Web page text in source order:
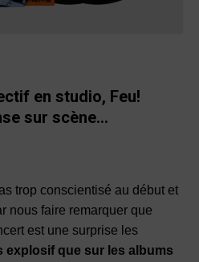
en studio, Feu!
sur scène…
trop conscientisé au début et
nous faire remarquer que
est une surprise les
explosif que sur les albums